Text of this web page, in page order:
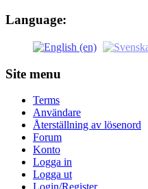
Language:
Site menu
Terms
Användare
Återställning av lösenord
Forum
Konto
Logga in
Logga ut